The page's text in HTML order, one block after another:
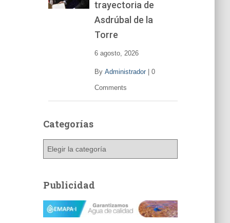
trayectoria de
Asdrúbal de la
Torre
6 agosto, 2026
By Administrador| 0
Comments
Categorías
g
o
Publicidad